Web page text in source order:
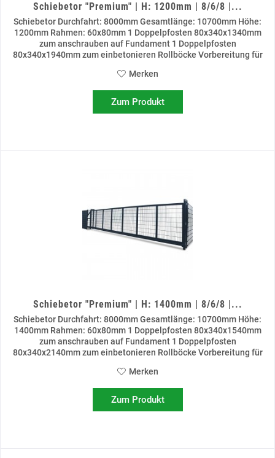
Schiebetor "Premium" | H: 1200mm | 8/6/8 |...
Schiebetor Durchfahrt: 8000mm Gesamtlänge: 10700mm Höhe:
1200mm Rahmen: 60x80mm 1 Doppelpfosten 80x340x1340mm
zum anschrauben auf Fundament 1 Doppelpfosten
80x340x1940mm zum einbetonieren Rollböcke Vorbereitung für
Merken
Zum Produkt
Schiebetor "Premium" | H: 1400mm | 8/6/8 |...
Schiebetor Durchfahrt: 8000mm Gesamtlänge: 10700mm Höhe:
1400mm Rahmen: 60x80mm 1 Doppelpfosten 80x340x1540mm
zum anschrauben auf Fundament 1 Doppelpfosten
80x340x2140mm zum einbetonieren Rollböcke Vorbereitung für
Merken
Zum Produkt